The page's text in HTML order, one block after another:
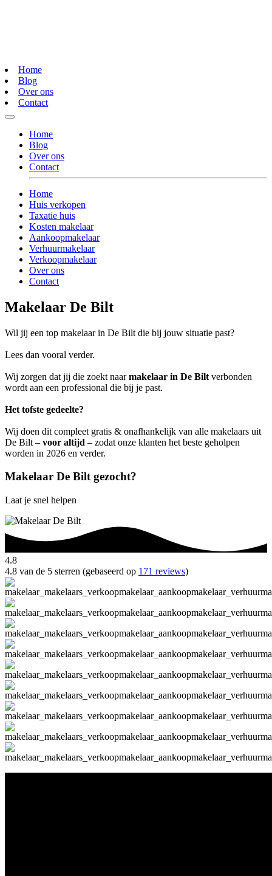
Home
Blog
Over ons
Contact
Home
Blog
Over ons
Contact
Home
Huis verkopen
Taxatie huis
Kosten makelaar
Aankoopmakelaar
Verhuurmakelaar
Verkoopmakelaar
Over ons
Contact
Makelaar De Bilt
Wil jij een top makelaar in De Bilt die bij jouw situatie past?
Lees dan vooral verder.
Wij zorgen dat jij die zoekt naarmakelaar in De Bilt verbonden
wordt aan een professional die bij je past.
Het tofste gedeelte?
Wij doen dit compleet gratis & onafhankelijk van alle makelaars uit
De Bilt – voor altijd – zodat onze klanten het beste geholpen
worden in 2026 en verder.
Makelaar De Bilt gezocht?
Laat je snel helpen
4.8
4.8 van de 5 sterren (gebaseerd op 171 reviews)